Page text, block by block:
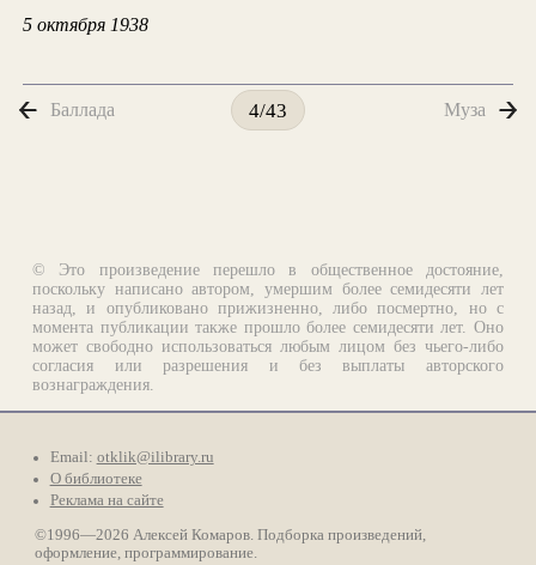
5 октября 1938
Баллада 4/43 Муза
© Это произведение перешло в общественное достояние,
поскольку написано автором, умершим более семидесяти лет
назад, и опубликовано прижизненно, либо посмертно, но с
момента публикации также прошло более семидесяти лет. Оно
может свободно использоваться любым лицом без чьего-либо
согласия или разрешения и без выплаты авторского
вознаграждения.
Email: otklik@ilibrary.ru
О библиотеке
Реклама на сайте
©1996—2026 Алексей Комаров. Подборка произведений,
оформление, программирование.